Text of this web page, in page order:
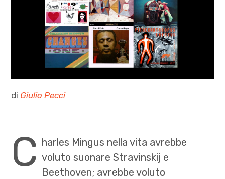
di Giulio Pecci
C harles Mingus nella vita avrebbe
voluto suonare Stravinskij e
Beethoven; avrebbe voluto